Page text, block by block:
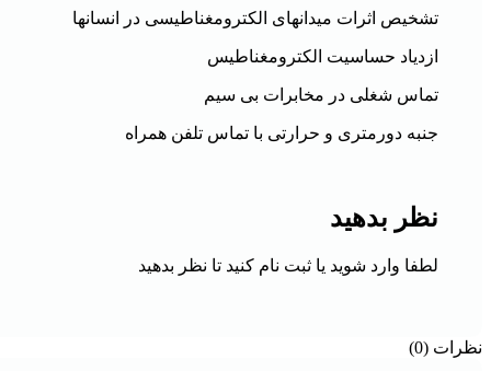
تشخیص اثرات میدانهای الکترومغناطیسی در انسانها
ازدیاد حساسیت الکترومغناطیس
تماس شغلی در مخابرات بی سیم
جنبه دورمتری و حرارتی با تماس تلفن همراه
نظر بدهید
لطفا وارد شوید یا ثبت نام کنید تا نظر بدهید
نظرات (0)